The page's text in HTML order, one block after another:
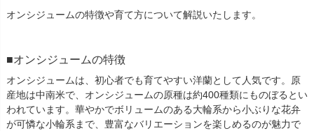
オンシジュームの特徴や育て方について解説いたします。
■オンシジュームの特徴
オンシジュームは、初心者でも育てやすい洋蘭として人気です。原
産地は中南米で、オンシジュームの原種は約400種類にものぼるとい
われています。華やかでボリュームのある大輪系から小ぶりな花弁
が可憐な小輪系まで、豊富なバリエーションを楽しめるのが魅力で